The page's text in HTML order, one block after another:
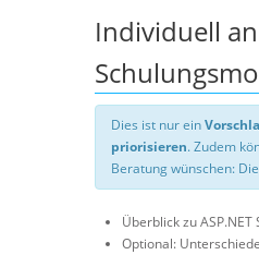
Individuell
Dies ist nur ein
priorisieren. Zudem
Beratung wünschen:
Überblick zu ASP.NET
Optional: